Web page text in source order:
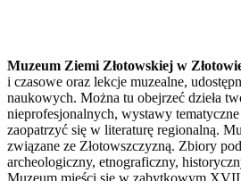
Muzeum Ziemi Złotowskiej w
i czasowe oraz lekcje muzealne,
naukowych. Można tu obejrzeć dzieła
nieprofesjonalnych, wystawy
zaopatrzyć się w literaturę regionalną.
związane ze Złotowszczyzną. Zbiory
archeologiczny, etnograficzny,